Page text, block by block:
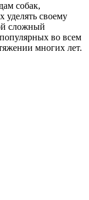
собак,
своему
сложный
во всем
многих лет.